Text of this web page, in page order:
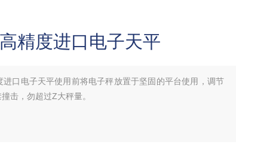
精度进口电子天平
进口电子天平使用前将电子秤放置于坚固的平台使用，调节
击，勿超过Z大秤量。